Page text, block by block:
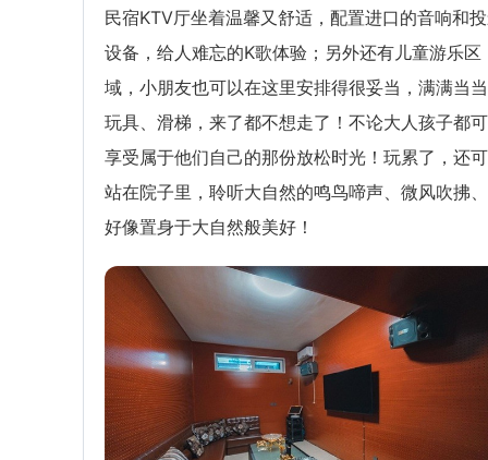
民宿KTV厅坐着温馨又舒适，配置进口的音响和
设备，给人难忘的K歌体验；另外还有儿童游乐区
域，小朋友也可以在这里安排得很妥当，满满当
玩具、滑梯，来了都不想走了！不论大人孩子都
享受属于他们自己的那份放松时光！玩累了，还
站在院子里，聆听大自然的鸣鸟啼声、微风吹拂
好像置身于大自然般美好！